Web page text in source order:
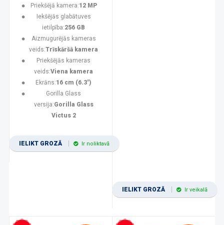
Priekšējā kamera:12 MP
Iekšējās glabātuves
ietilpība:256 GB
Aizmugurējās kameras
veids:Trīskāršā kamera
Priekšējās kameras
veids:Viena kamera
Ekrāns:16 cm (6.3")
Gorilla Glass
versija:Gorilla Glass
Victus 2
IELIKT GROZĀ Ir noliktavā
IELIKT GROZĀ Ir veikalā